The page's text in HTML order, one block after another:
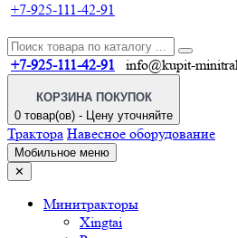
+7-925-111-42-91
+7-925-111-42-91 info@kupit-
КОРЗИНА ПОКУПОК
0 товар(ов) - Цену уточняйте
Трактора Навесное оборудование
Мобильное меню
✕
Минитракторы
Xingtai